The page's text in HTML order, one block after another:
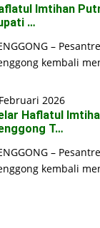
Imtihan
…
–
kembali
2026
Haflatul
T…
–
kembali